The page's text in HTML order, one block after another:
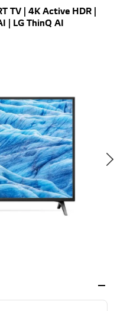
m
TV | 4K Active HDR |
| LG ThinQ AI